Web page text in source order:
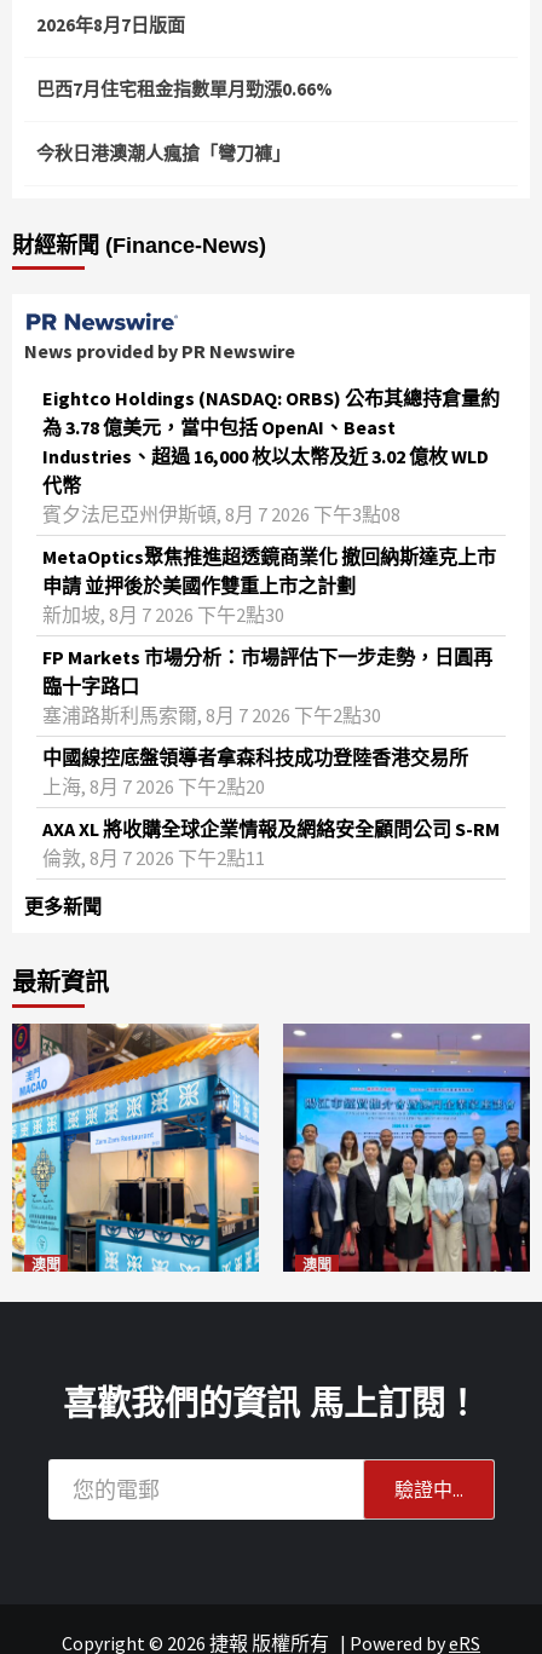
2026年8月7日版面
巴西7月住宅租金指數單月勁漲0.66%
今秋日港澳潮人瘋搶「彎刀褲」
財經新聞 (Finance-News)
News provided by PR Newswire
Eightco Holdings (NASDAQ: ORBS) 公布其總持倉量約
為 3.78 億美元，當中包括 OpenAI、Beast
Industries、超過 16,000 枚以太幣及近 3.02 億枚 WLD
代幣
賓夕法尼亞州伊斯頓, 8月 7 2026 下午3點08
MetaOptics聚焦推進超透鏡商業化 撤回納斯達克上市
申請 並押後於美國作雙重上市之計劃
新加坡, 8月 7 2026 下午2點30
FP Markets 市場分析：市場評估下一步走勢，日圓再
臨十字路口
塞浦路斯利馬索爾, 8月 7 2026 下午2點30
中國線控底盤領導者拿森科技成功登陸香港交易所
上海, 8月 7 2026 下午2點20
AXA XL 將收購全球企業情報及網絡安全顧問公司 S-RM
倫敦, 8月 7 2026 下午2點11
更多新聞
最新資訊
澳聞 澳聞
喜歡我們的資訊 馬上訂閱！
Copyright © 2026 捷報 版權所有 | Powered byeRS